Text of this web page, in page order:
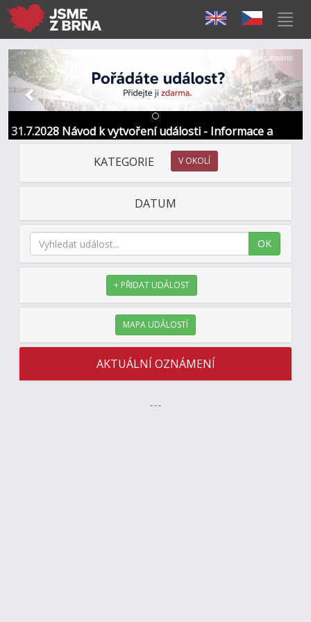
31.7.2028 Návod k vytvoření události - Informace a
kontakt
Předchozí Další
Sponzorováno
KATEGORIE V OKOLÍ
DATUM
OK
+ PŘIDAT UDÁLOST
MAPA UDÁLOSTÍ
AKTUÁLNÍ OZNÁMENÍ
---